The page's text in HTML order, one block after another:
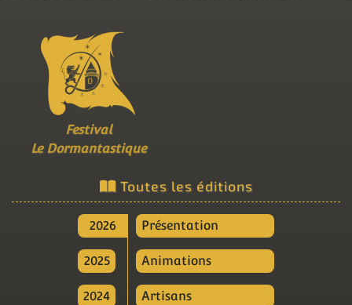
Festival
Le Dormantastique
Toutes les éditions
2026
2025
2024
Présentation
Animations
Artisans